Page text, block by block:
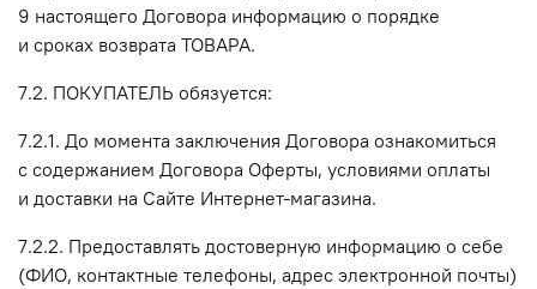
9 настоящего Договора информацию о порядке
и сроках возврата ТОВАРА.
7.2. ПОКУПАТЕЛЬ обязуется:
7.2.1. До момента заключения Договора ознакомиться
с содержанием Договора Оферты, условиями оплаты
и доставки на Сайте Интернет-магазина.
7.2.2. Предоставлять достоверную информацию о себе
(ФИО, контактные телефоны, адрес электронной почты)